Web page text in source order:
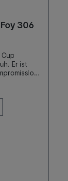
306
Er ist
vom
das
jeden